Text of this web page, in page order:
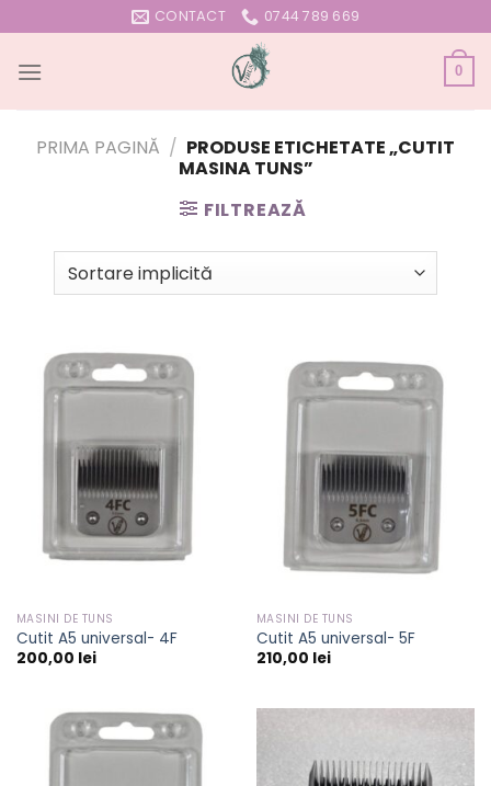
to
content
CONTACT 0744 789 669
0
PRIMA PAGINĂ / PRODUSE ETICHETATE „CUTIT
MASINA TUNS”
FILTREAZĂ
MASINI DE TUNS
Cutit A5 universal- 4F
200,00 lei
MASINI DE TUNS
Cutit A5 universal- 5F
210,00 lei